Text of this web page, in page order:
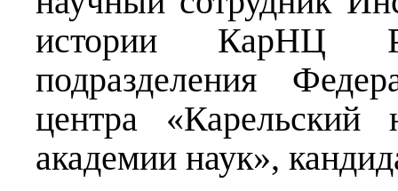
истории КарНЦ
подразделения
центра «Карельский
академии наук»,